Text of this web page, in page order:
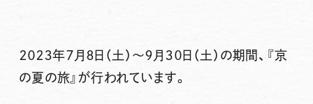
２０２３年７月８日（土）～９月３０日（土）の期間、『京
の夏の旅 』が行われています。